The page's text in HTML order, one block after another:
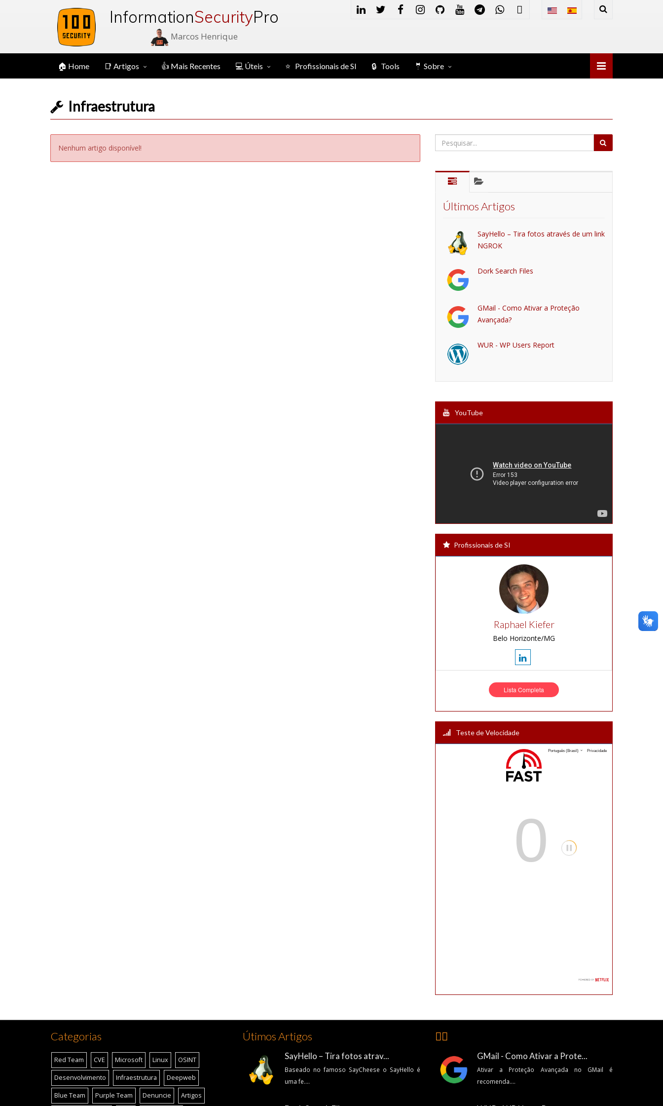
InformationSecurityPro
Marcos Henrique
🏠 Home 📑 Artigos 👍 Mais Recentes 💻 Úteis ⭐ Profissionais de SI 🔒 Tools 🤵 Sobre
Infraestrutura
Nenhum artigo disponível!
Últimos Artigos
SayHello – Tira fotos através de um link
NGROK
Dork Search Files
GMail - Como Ativar a Proteção
Avançada?
WUR - WP Users Report
YouTube
Profissionais de SI
Raphael Kiefer
Belo Horizonte/MG
Lista Completa
Teste de Velocidade
Categorias
Red Team CVE Microsoft Linux OSINT
Desenvolvimento Infraestrutura Deepweb
Blue Team Purple Team Denuncie Artigos
Útimos Artigos
SayHello – Tira fotos atrav...
Baseado no famoso SayCheese o SayHello é
uma fe....
👍🏽
GMail - Como Ativar a Prote...
Ativar a Proteção Avançada no GMail é
recomenda....